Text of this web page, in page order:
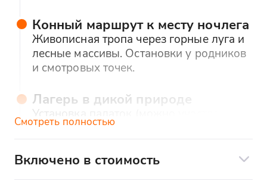
Конный маршрут к месту ночлега
Живописная тропа через горные луга и
лесные массивы. Остановки у родников
и смотровых точек.
Лагерь в дикой природе
Установка палаток (можно участвовать
или доверить команде). Вид на закат с
Смотреть полностью
Включено в стоимость